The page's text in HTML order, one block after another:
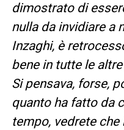
dimostrato di
nulla da invidiare a
Inzaghi, è
bene in tutte le
Si pensava, forse,
quanto ha fatto da
tempo, vedrete